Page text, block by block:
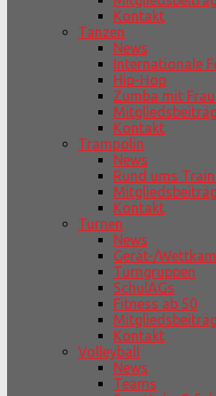
Kontakt
Tanzen
News
Internationale
Hip-Hop
Zumba mit
Kontakt
Trampolin
News
Rund ums
Kontakt
Turnen
News
Gerät-/
Turngruppen
SchulAGs
Fitness ab 50
Kontakt
Volleyball
News
Teams